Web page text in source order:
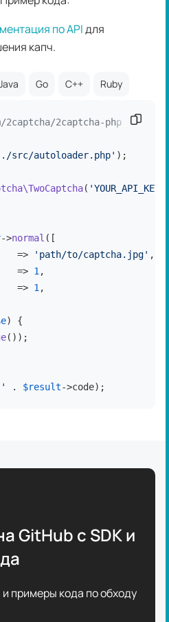
по APIдля
капч.
Go C++ Ruby
2captcha-php
src/autoloader.php' );
( 'YOUR_API_KEY'
->normal ([
=>
'path/to/captcha.jpg' ,
=>
1 ,
=>
1 ,
) {
());
' . $result->code);
GitHub с SDK и
примеры кода по обходу